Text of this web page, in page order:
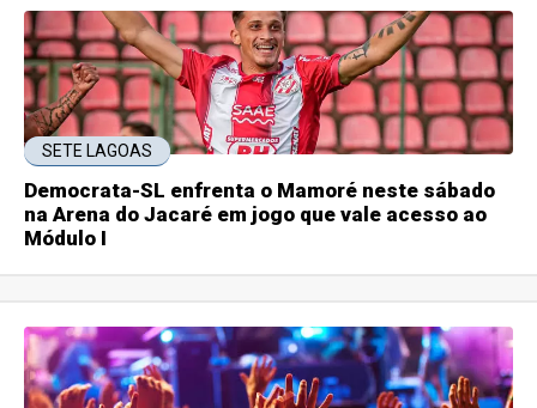
SETE LAGOAS
Democrata-SL enfrenta o Mamoré neste sábado
na Arena do Jacaré em jogo que vale acesso ao
Módulo I